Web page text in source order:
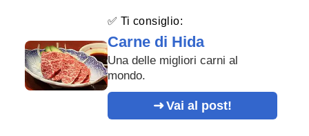
✅ Ti consiglio:
Carne di Hida
Una delle migliori carni al
mondo.
Vai al post!